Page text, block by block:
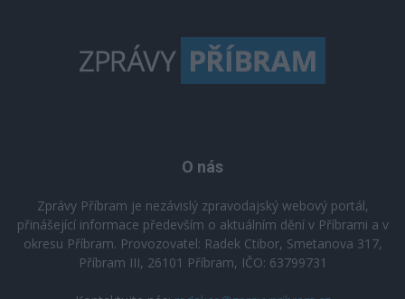
O nás
Zprávy Příbram je nezávislý zpravodajský webový portál,
přinášející informace především o aktuálním dění v Příbrami a v
okresu Příbram. Provozovatel: Radek Ctibor, Smetanova 317,
Příbram III, 26101 Příbram, IČO: 63799731